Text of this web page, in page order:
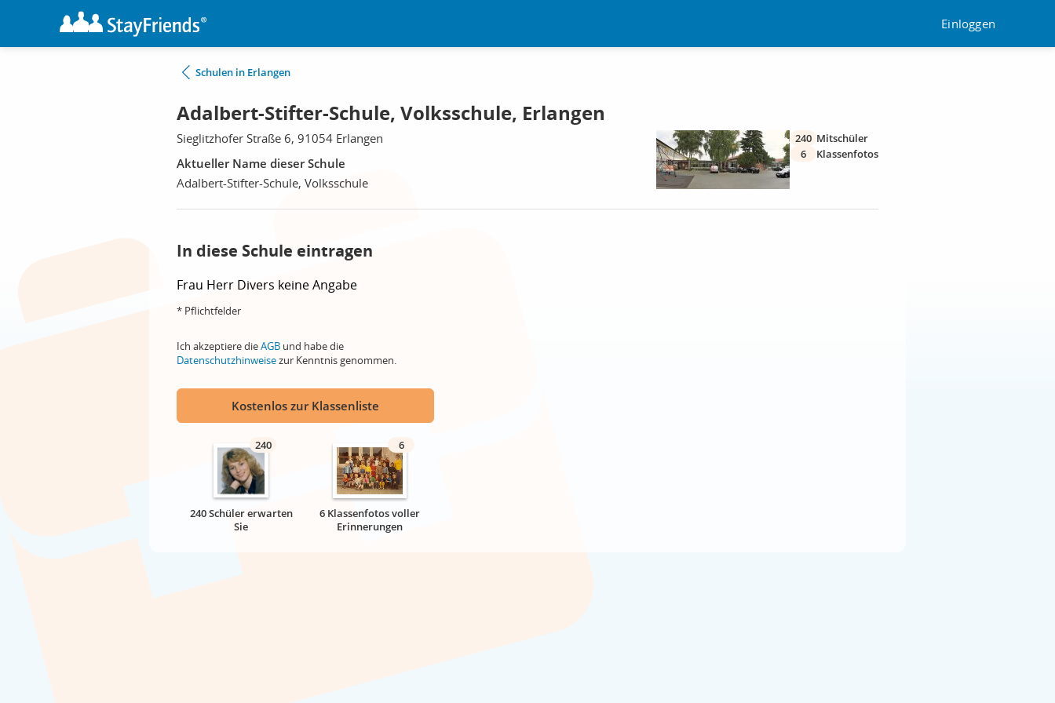
Einloggen
Schulen in Erlangen
Adalbert-Stifter-Schule, Volksschule, Erlangen
Sieglitzhofer Straße 6, 91054 Erlangen
Aktueller Name dieser Schule
Adalbert-Stifter-Schule, Volksschule
240 Mitschüler
6
Klassenfotos
In diese Schule eintragen
Frau Herr Divers keine Angabe
* Pflichtfelder
Ich akzeptiere dieAGB und habe die
Datenschutzhinweisezur Kenntnis genommen.
Kostenlos zur Klassenliste
240
240 Schüler erwarten
Sie
6
6 Klassenfotos voller
Erinnerungen